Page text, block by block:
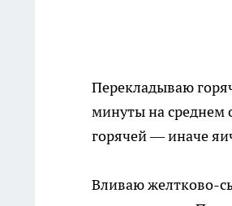
Перекладываю
минуты на среднем
горячей — иначе
Вливаю желтково-